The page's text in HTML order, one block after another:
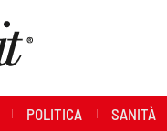
POLITICA SANITÀ